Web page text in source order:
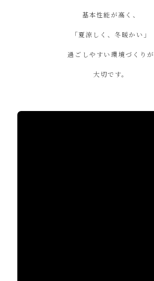
基本性能が高く、
「夏涼しく、冬暖かい」
過ごしやすい環境づくりが
大切です。